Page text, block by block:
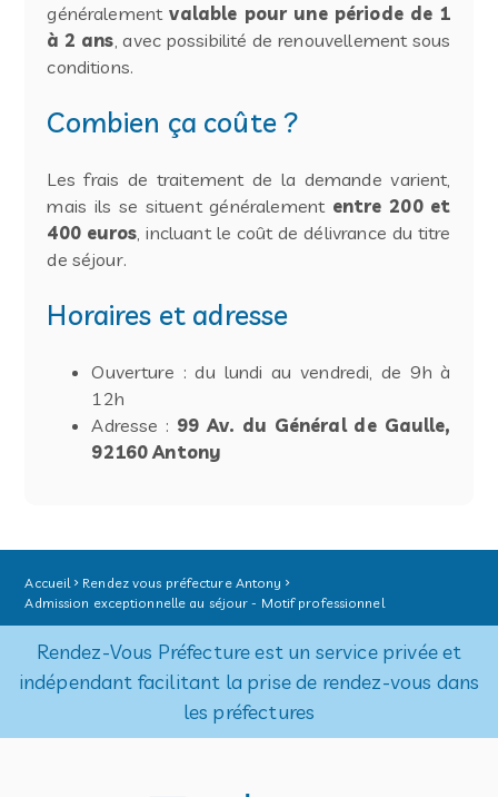
Accueil
Rendez vous préfecture Antony
Admission exceptionnelle au séjour - Motif professionnel
généralementvalable pour une période de 1
à 2 ans , avec possibilité de renouvellement sous
conditions.
Combien ça coûte ?
Les frais de traitement de la demande varient,
mais ils se situent généralement entre 200 et
400 euros , incluant le coût de délivrance du titre
de séjour.
Horaires et adresse
Ouverture : du lundi au vendredi, de 9h à
12h
Adresse : 99 Av. du Général de Gaulle,
92160 Antony
Rendez-Vous Préfecture est un service privée et
indépendant facilitant la prise de rendez-vous dans
les préfectures